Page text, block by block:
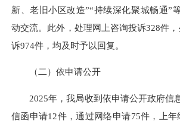
新、老旧小区改造”“持续深化聚城畅通”
动交流。此外，处理网上咨询投诉328件
诉974件，均及时予以回复。
（二）依申请公开
2025年，我局收到依申请公开政府信
信函申请12件，通过网络申请75件，上年